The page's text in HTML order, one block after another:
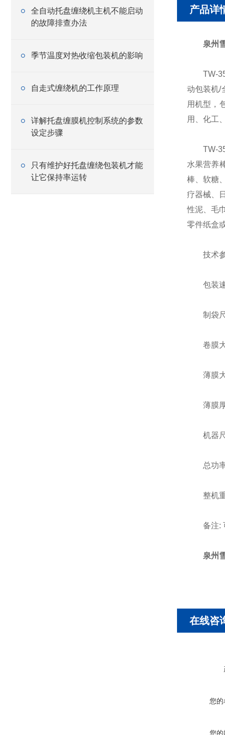
全自动托盘缠绕机主机不能启动
的故障排查办法
季节温度对热收缩包装机的影响
自走式缠绕机的工作原理
详解托盘缠膜机控制系统的参数
设定步骤
只有维护好托盘缠绕包装机才能
让它保持率运转
产品详
泉州
TW-350
动包装机/
用机型，
用、化工
TW-350
水果营养
棒、软糖
疗器械、
性泥、毛
零件纸盒
技术参
包装速
制袋尺
卷膜大
薄膜大
薄膜厚
机器尺
总功率/
整机重
备注: 可
泉州
在线咨
您的
您的